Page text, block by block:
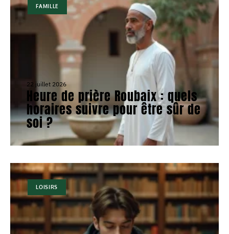
FAMILLE
22 juillet 2026
Heure de prière Roubaix : quels
horaires suivre pour être sûr de
soi ?
LOISIRS